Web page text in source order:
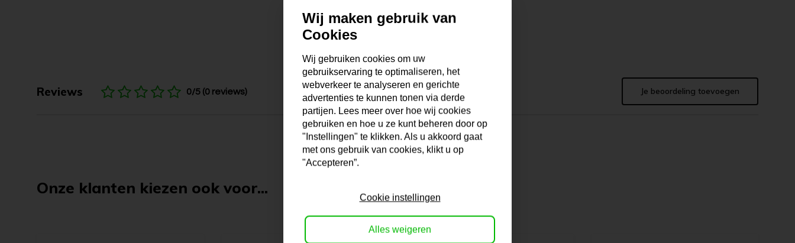
Reviews 0/5 (0 reviews) Je beoordeling toevoegen
Onze klanten kiezen ook voor...
Wij maken gebruik van
Cookies
Wij gebruiken cookies om uw
gebruikservaring te optimaliseren, het
webverkeer te analyseren en gerichte
advertenties te kunnen tonen via derde
partijen. Lees meer over hoe wij cookies
gebruiken en hoe u ze kunt beheren door op
"Instellingen" te klikken. Als u akkoord gaat
met ons gebruik van cookies, klikt u op
"Accepteren”.
Cookie instellingen
Alles weigeren